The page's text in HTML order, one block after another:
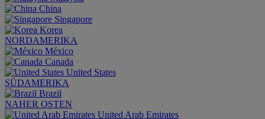
China
Singapore
Korea
NORDAMERIKA
México
Canada
United States
SÜDAMERIKA
Brazil
NAHER OSTEN
United Arab Emirates